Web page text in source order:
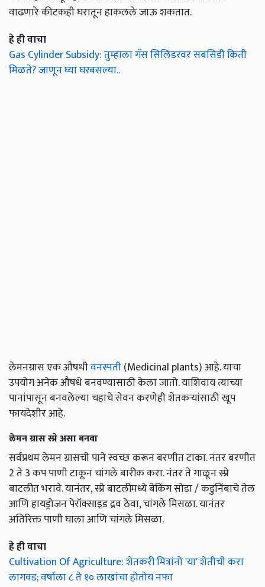
वाढणारे कीटकही घरातून हाकलले जाऊ शकतात.
हे ही वाचा
Gas Cylinder Subsidy: तुम्हाला गॅस सिलिंडरवर सबसिडी किती
मिळते? जाणून घ्या घरबसल्या..
लेमनग्रास एक औषधीवनस्पती(Medicinal plants) आहे. याचा
उपयोग अनेक औषधे बनवण्यासाठी केला जातो. याशिवाय त्याच्या
पानांपासून बनवलेल्या चहाचे सेवन करणेही शेतकऱ्यांसाठी खूप
फायदेशीर आहे.
लेमन ग्रास स्प्रे असा बनवा
सर्वप्रथम लेमन ग्रासची पाने स्वच्छ करून बरणीत टाका. नंतर बरणीत
2 ते 3 कप पाणी टाकून चांगले बारीक करा. नंतर ते गाळून स्प्रे
बाटलीत भरावे. यानंतर, स्प्रे बाटलीमध्ये बेकिंग सोडा / कडुनिंबाचे तेल
आणि हायड्रोजन पेरॉक्साइड द्रव ठेवा, चांगले मिसळा. यानंतर
अतिरिक्त पाणी घाला आणि चांगले मिसळा.
हे ही वाचा
Cultivation Of Agriculture: शेतकरी मित्रांनो 'या' शेतीची करा
लागवड; वर्षाला ८ ते १० लाखांचा होतोय नफा